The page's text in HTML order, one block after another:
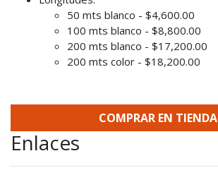
50 mts blanco - $4,600.00
100 mts blanco - $8,800.00
200 mts blanco - $17,200.00
200 mts color - $18,200.00
COMPRAR EN TIENDA
Enlaces